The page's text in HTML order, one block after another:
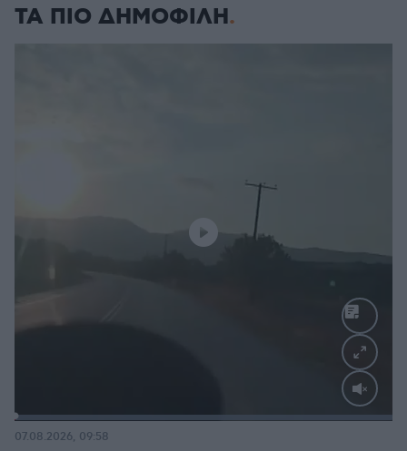
ΤΑ ΠΙΟ ΔΗΜΟΦΙΛΗ
Loaded:
07.08.2026, 09:58